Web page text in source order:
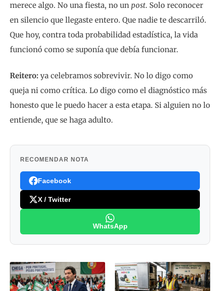
merece algo. No una fiesta, no un post. Solo reconocer
en silencio que llegaste entero. Que nadie te descarriló.
Que hoy, contra toda probabilidad estadística, la vida
funcionó como se suponía que debía funcionar.
Reitero: ya celebramos sobrevivir. No lo digo como
queja ni como crítica. Lo digo como el diagnóstico más
honesto que le puedo hacer a esta etapa. Si alguien no lo
entiende, que se haga adulto.
RECOMENDAR NOTA
Facebook
X / Twitter
WhatsApp